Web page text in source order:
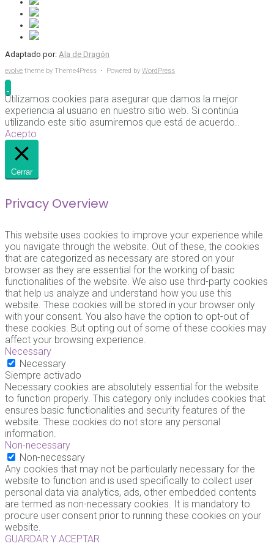
Adaptado por: Ala de Dragón
evolve theme by Theme4Press • Powered by WordPress
Utilizamos cookies para asegurar que damos la mejor
experiencia al usuario en nuestro sitio web. Si continúa
utilizando este sitio asumiremos que está de acuerdo..
Acepto
Cerrar
Privacy Overview
This website uses cookies to improve your experience while
you navigate through the website. Out of these, the cookies
that are categorized as necessary are stored on your
browser as they are essential for the working of basic
functionalities of the website. We also use third-party cookies
that help us analyze and understand how you use this
website. These cookies will be stored in your browser only
with your consent. You also have the option to opt-out of
these cookies. But opting out of some of these cookies may
affect your browsing experience.
Necessary
Necessary
Siempre activado
Necessary cookies are absolutely essential for the website
to function properly. This category only includes cookies that
ensures basic functionalities and security features of the
website. These cookies do not store any personal
information.
Non-necessary
Non-necessary
Any cookies that may not be particularly necessary for the
website to function and is used specifically to collect user
personal data via analytics, ads, other embedded contents
are termed as non-necessary cookies. It is mandatory to
procure user consent prior to running these cookies on your
website.
GUARDAR Y ACEPTAR